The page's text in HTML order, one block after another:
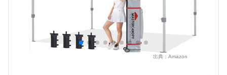
出典： Amazon